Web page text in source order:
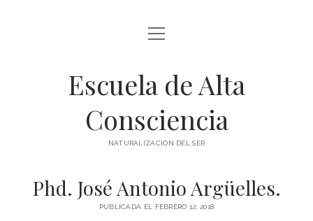
BLOG Y ARTÍCULOS
whatsapp
abrir
menú
Escuela de Alta
Consciencia
NATURALIZACIÓN DEL SER
Phd. José Antonio Argüelles.
PUBLICADA EL FEBRERO 12, 2018